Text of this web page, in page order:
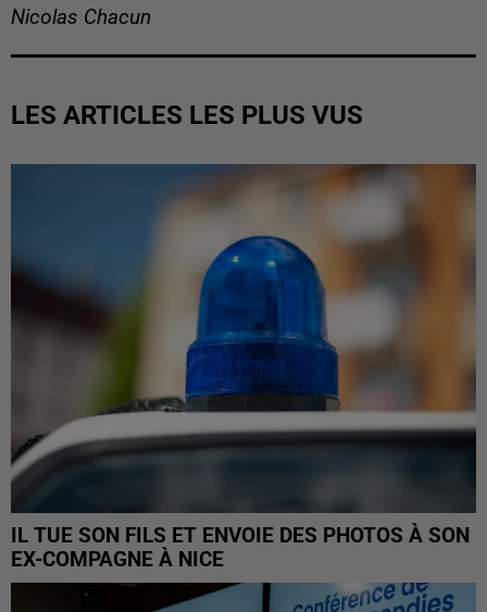
Nicolas Chacun
LES ARTICLES LES PLUS VUS
IL TUE SON FILS ET ENVOIE DES PHOTOS À SON
EX-COMPAGNE À NICE